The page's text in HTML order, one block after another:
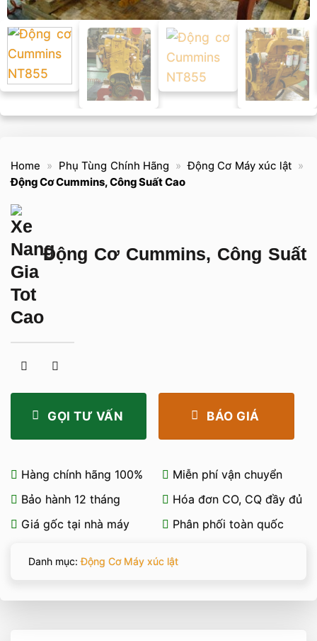
Home » Phụ Tùng Chính Hãng » Động Cơ Máy xúc lật »
Động Cơ Cummins, Công Suất Cao
Động Cơ Cummins, Công Suất
Cao
GỌI TƯ VẤN BÁO GIÁ
Hàng chính hãng 100%
Miễn phí vận chuyển
Bảo hành 12 tháng
Hóa đơn CO, CQ đầy đủ
Giá gốc tại nhà máy
Phân phối toàn quốc
Danh mục:Động Cơ Máy xúc lật